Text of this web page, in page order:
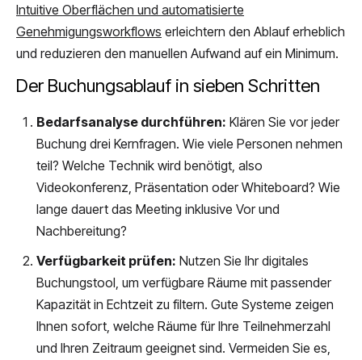
Intuitive Oberflächen und automatisierte
Genehmigungsworkflows erleichtern den Ablauf erheblich
und reduzieren den manuellen Aufwand auf ein Minimum.
Der Buchungsablauf in sieben Schritten
Bedarfsanalyse durchführen: Klären Sie vor jeder
Buchung drei Kernfragen. Wie viele Personen nehmen
teil? Welche Technik wird benötigt, also
Videokonferenz, Präsentation oder Whiteboard? Wie
lange dauert das Meeting inklusive Vor und
Nachbereitung?
Verfügbarkeit prüfen: Nutzen Sie Ihr digitales
Buchungstool, um verfügbare Räume mit passender
Kapazität in Echtzeit zu filtern. Gute Systeme zeigen
Ihnen sofort, welche Räume für Ihre Teilnehmerzahl
und Ihren Zeitraum geeignet sind. Vermeiden Sie es,